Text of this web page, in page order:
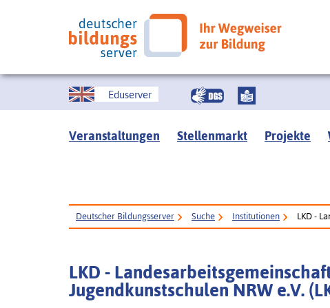
Eduserver
Veranstaltungen Stellenmarkt Projekte
Deutscher Bildungsserver Suche Institutionen LKD -
LKD -
Jugendkunstschulen NRW e.V.